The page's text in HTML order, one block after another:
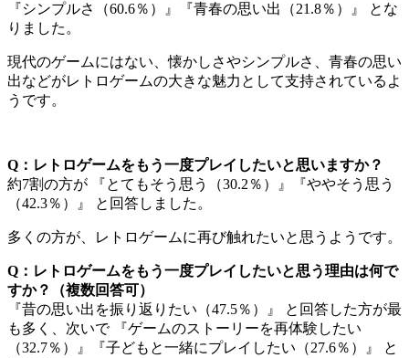
『シンプルさ（60.6％）』『青春の思い出（21.8％）』 とな
りました。
現代のゲームにはない、懐かしさやシンプルさ、青春の思い
出などがレトロゲームの大きな魅力として支持されているよ
うです。
Q：レトロゲームをもう一度プレイしたいと思いますか？
約7割の方が 『とてもそう思う（30.2％）』『ややそう思う
（42.3％）』 と回答しました。
多くの方が、レトロゲームに再び触れたいと思うようです。
Q：レトロゲームをもう一度プレイしたいと思う理由は何で
すか？（複数回答可）
『昔の思い出を振り返りたい（47.5％）』 と回答した方が最
も多く、次いで 『ゲームのストーリーを再体験したい
（32.7％）』『子どもと一緒にプレイしたい（27.6％）』 と